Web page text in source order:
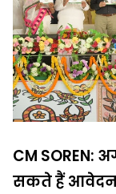
CM
सकते हैं